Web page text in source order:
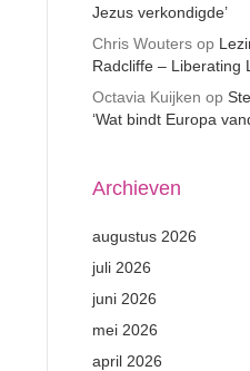
Jezus verkondigde’
Chris Woutersop
Radcliffe – Liberating
Octavia Kuijken op
‘Wat bindt Europa
Archieven
augustus 2026
juli 2026
juni 2026
mei 2026
april 2026